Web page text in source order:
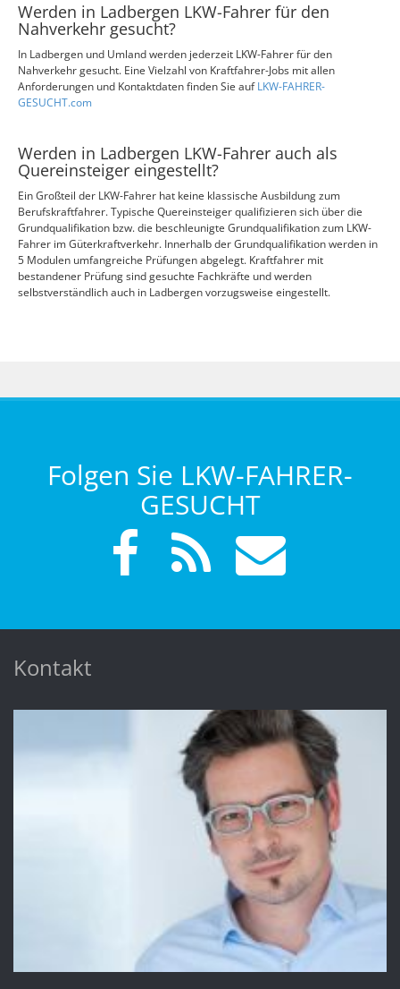
Werden in Ladbergen LKW-Fahrer für den
Nahverkehr gesucht?
In Ladbergen und Umland werden jederzeit LKW-Fahrer für den
Nahverkehr gesucht. Eine Vielzahl von Kraftfahrer-Jobs mit allen
Anforderungen und Kontaktdaten finden Sie aufLKW-FAHRER-
GESUCHT.com
Werden in Ladbergen LKW-Fahrer auch als
Quereinsteiger eingestellt?
Ein Großteil der LKW-Fahrer hat keine klassische Ausbildung zum
Berufskraftfahrer. Typische Quereinsteiger qualifizieren sich über die
Grundqualifikation bzw. die beschleunigte Grundqualifikation zum LKW-
Fahrer im Güterkraftverkehr. Innerhalb der Grundqualifikation werden in
5 Modulen umfangreiche Prüfungen abgelegt. Kraftfahrer mit
bestandener Prüfung sind gesuchte Fachkräfte und werden
selbstverständlich auch in Ladbergen vorzugsweise eingestellt.
Folgen Sie LKW-FAHRER-
GESUCHT
Kontakt